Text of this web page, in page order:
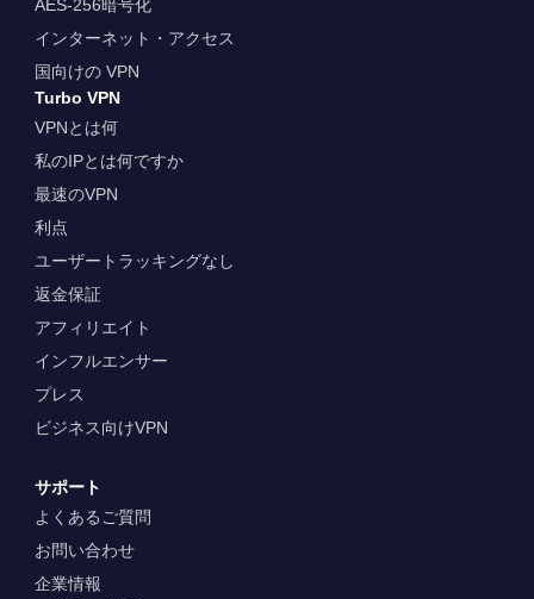
AES-256暗号化
インターネット・アクセス
国向けの VPN
Turbo VPN
VPNとは何
私のIPとは何ですか
最速のVPN
利点
ユーザートラッキングなし
返金保証
アフィリエイト
インフルエンサー
プレス
ビジネス向けVPN
サポート
よくあるご質問
お問い合わせ
企業情報